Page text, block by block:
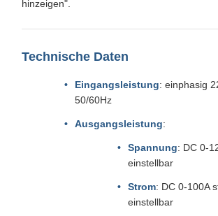
hinzeigen".
Technische Daten
Eingangsleistung: einphasig
50/60Hz
Ausgangsleistung:
Spannung: DC 0-
einstellbar
Strom: DC 0-100A
einstellbar